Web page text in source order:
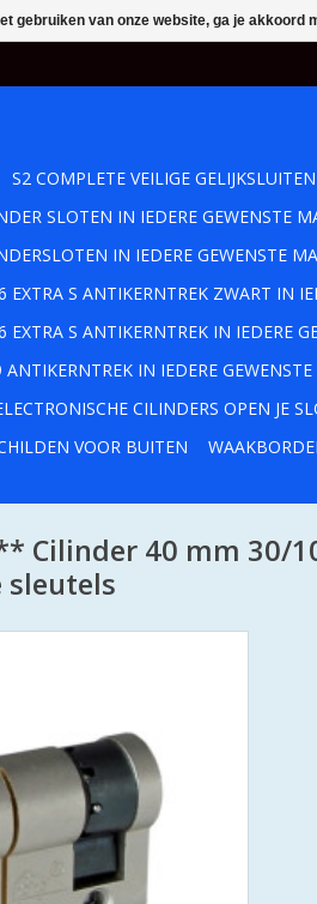
S2 COMPLETE VEILIGE
SLOTEN IN IEDERE GEWENSTE
IN IEDERE GEWENSTE
EXTRA S ANTIKERNTREK ZWART IN
EXTRA S ANTIKERNTREK IN IEDERE
ANTIKERNTREK IN IEDERE
CILINDERS OPEN JE
VOOR BUITEN
Cilinder 40 mm 30/
sleutels
gebruiken van onze website, ga je